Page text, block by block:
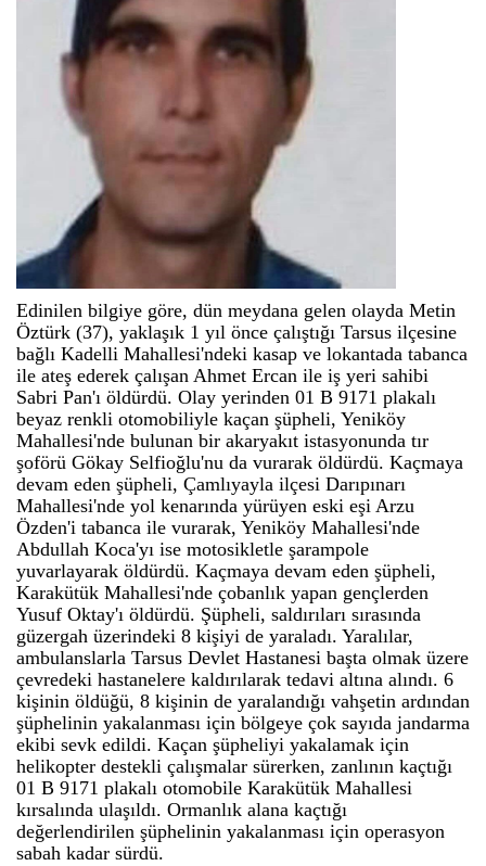
Edinilen bilgiye göre, dün meydana gelen olayda Metin
Öztürk (37), yaklaşık 1 yıl önce çalıştığı Tarsus ilçesine
bağlı Kadelli Mahallesi'ndeki kasap ve lokantada tabanca
ile ateş ederek çalışan Ahmet Ercan ile iş yeri sahibi
Sabri Pan'ı öldürdü. Olay yerinden 01 B 9171 plakalı
beyaz renkli otomobiliyle kaçan şüpheli, Yeniköy
Mahallesi'nde bulunan bir akaryakıt istasyonunda tır
şoförü Gökay Selfioğlu'nu da vurarak öldürdü. Kaçmaya
devam eden şüpheli, Çamlıyayla ilçesi Darıpınarı
Mahallesi'nde yol kenarında yürüyen eski eşi Arzu
Özden'i tabanca ile vurarak, Yeniköy Mahallesi'nde
Abdullah Koca'yı ise motosikletle şarampole
yuvarlayarak öldürdü. Kaçmaya devam eden şüpheli,
Karakütük Mahallesi'nde çobanlık yapan gençlerden
Yusuf Oktay'ı öldürdü. Şüpheli, saldırıları sırasında
güzergah üzerindeki 8 kişiyi de yaraladı. Yaralılar,
ambulanslarla Tarsus Devlet Hastanesi başta olmak üzere
çevredeki hastanelere kaldırılarak tedavi altına alındı. 6
kişinin öldüğü, 8 kişinin de yaralandığı vahşetin ardından
şüphelinin yakalanması için bölgeye çok sayıda jandarma
ekibi sevk edildi. Kaçan şüpheliyi yakalamak için
helikopter destekli çalışmalar sürerken, zanlının kaçtığı
01 B 9171 plakalı otomobile Karakütük Mahallesi
kırsalında ulaşıldı. Ormanlık alana kaçtığı
değerlendirilen şüphelinin yakalanması için operasyon
sabah kadar sürdü.